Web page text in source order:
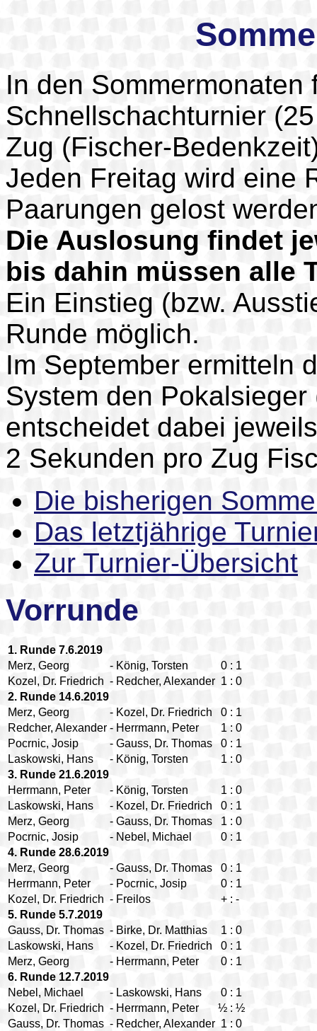
In den Sommermonaten
Schnellschachturnier
Zug (Fischer-
Jeden Freitag wird eine
Paarungen gelost
Die Auslosung findet
bis dahin müssen alle
Ein Einstieg (bzw.
Runde möglich.
Im September ermitteln
System den
entscheidet dabei
2 Sekunden pro Zug
Die bisherigen
Das letztjährige
Zur Turnier-Übersicht
Vorrunde
1. Runde 7.6.2019
Merz, Georg
- König, Torsten 0 : 1
Kozel, Dr. Friedrich - Redcher, Alexander 1 : 0
2. Runde 14.6.2019
Merz, Georg
- Kozel, Dr. Friedrich 0 : 1
Redcher, Alexander - Herrmann, Peter 1 : 0
Pocrnic, Josip
- Gauss, Dr. Thomas 0 : 1
Laskowski, Hans
- König, Torsten 1 : 0
3. Runde 21.6.2019
Herrmann, Peter
- König, Torsten 1 : 0
Laskowski, Hans
- Kozel, Dr. Friedrich 0 : 1
Merz, Georg
- Gauss, Dr. Thomas 1 : 0
Pocrnic, Josip
- Nebel, Michael 0 : 1
4. Runde 28.6.2019
Merz, Georg
- Gauss, Dr. Thomas 0 : 1
Herrmann, Peter
- Pocrnic, Josip 0 : 1
Kozel, Dr. Friedrich - Freilos + : -
5. Runde 5.7.2019
Gauss, Dr. Thomas - Birke, Dr. Matthias 1 : 0
Laskowski, Hans
- Kozel, Dr. Friedrich 0 : 1
Merz, Georg
- Herrmann, Peter 0 : 1
6. Runde 12.7.2019
Nebel, Michael
- Laskowski, Hans 0 : 1
Kozel, Dr. Friedrich - Herrmann, Peter ½ : ½
Gauss, Dr. Thomas - Redcher, Alexander 1 : 0